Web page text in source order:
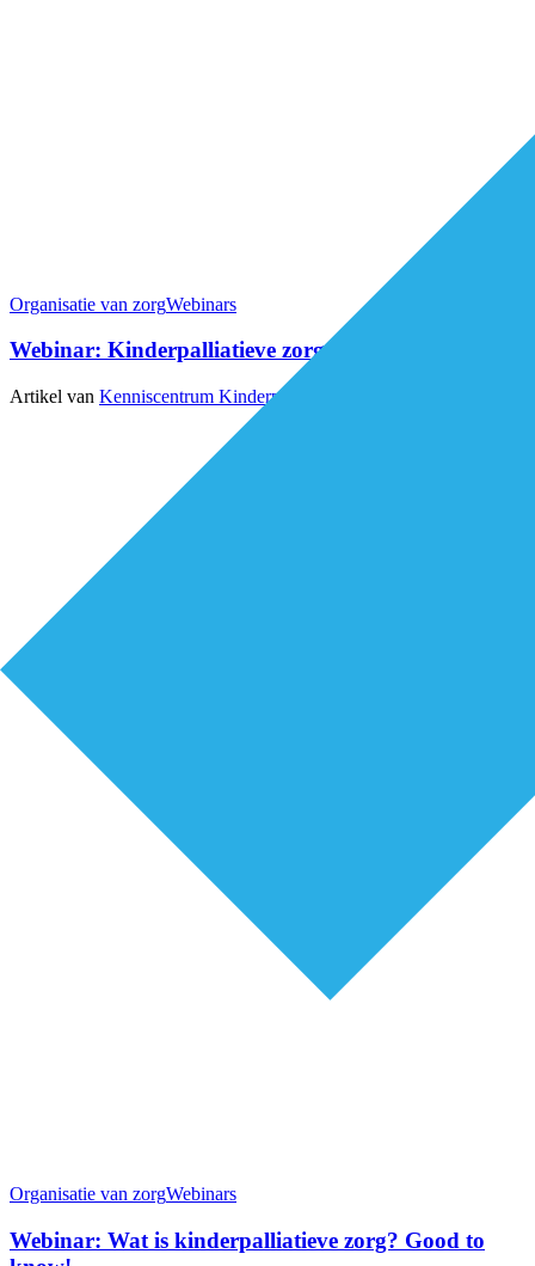
Organisatie van zorgWebinars
Webinar: Kinderpalliatieve zorg in de thuissituatie
Artikel van Kenniscentrum Kinderpalliatieve Zorg
Organisatie van zorgWebinars
Webinar: Wat is kinderpalliatieve zorg? Good to